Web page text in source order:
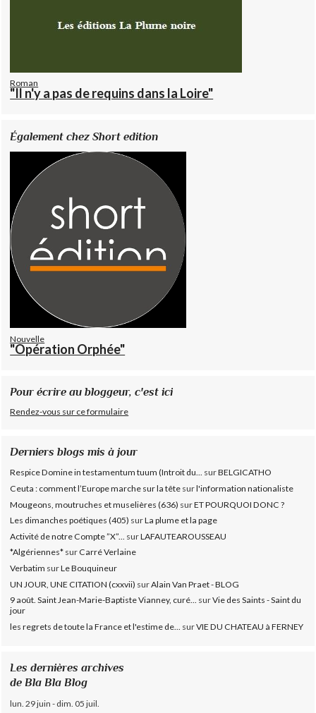
Roman
"Il n'y a pas de requins dans la Loire"
Également chez Short edition
Nouvelle
"Opération Orphée"
Pour écrire au bloggeur, c'est ici
Rendez-vous sur ce formulaire
Derniers blogs mis à jour
Respice Domine in testamentum tuum (Introit du... surBELGICATHO
Ceuta : comment l’Europe marche sur la tête surl'information nationaliste
Mougeons, moutruches et muselières (636) surET POURQUOI DONC ?
Les dimanches poétiques (405) surLa plume et la page
Activité de notre Compte ”X”...
surLAFAUTEAROUSSEAU
*Algériennes* surCarré Verlaine
Verbatim surLe Bouquineur
UN JOUR, UNE CITATION (cxxvii) surAlain Van Praet - BLOG
9 août. Saint Jean-Marie-Baptiste Vianney, curé... surVie des Saints - Saint du
jour
les regrets de toute la France et l'estime de...
surVIE DU CHATEAU à FERNEY
Les dernières archives
de Bla Bla Blog
lun. 29 juin - dim. 05 juil.